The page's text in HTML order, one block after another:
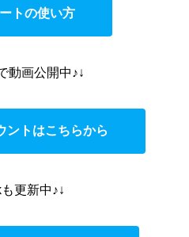
トの使い方
動画公開中♪↓
ントはこちらから
更新中♪↓